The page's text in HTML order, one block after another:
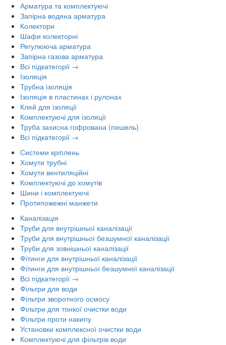
Арматура та комплектуючі
Запірна водяна арматура
Колектори
Шафи колекторні
Регулююча арматура
Запірна газова арматура
Всі підкатегорії →
Ізоляція
Трубна ізоляція
Ізоляція в пластинах і рулонах
Клей для ізоляції
Комплектуючі для ізоляції
Труба захисна гофрована (пешель)
Всі підкатегорії →
Системи кріплень
Хомути трубні
Хомути вентиляційні
Комплектуючі до хомутів
Шини і комплектуючі
Протипожежні манжети
Каналізація
Труби для внутрішньої каналізації
Труби для внутрішньої безшумної каналізації
Труби для зовнішньої каналізації
Фітинги для внутрішньої каналізації
Фітинги для внутрішньої безшумної каналізації
Всі підкатегорії →
Фільтри для води
Фільтри зворотного осмосу
Фільтри для тонкої очистки води
Фільтри проти накипу
Установки комплексної очистки води
Комплектуючі для фільтрів води